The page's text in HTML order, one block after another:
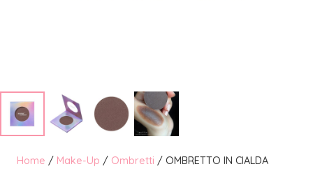
Home / Make-Up / Ombretti / OMBRETTO IN CIALDA